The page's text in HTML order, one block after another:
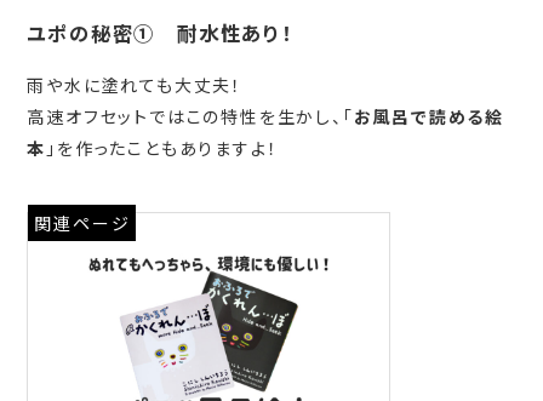
ユポの秘密① 耐水性あり！
雨や水に塗れても大丈夫！
高速オフセットではこの特性を生かし、「お風呂で読める絵
本 」を作ったこともありますよ！
関連ページ